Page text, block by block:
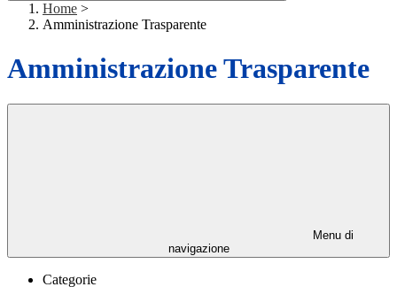
Home >
Amministrazione Trasparente
Amministrazione Trasparente
Menu di
navigazione
Categorie